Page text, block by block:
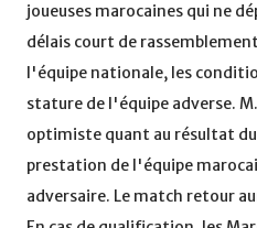
joueuses marocaines qui ne
délais court de
l'équipe nationale, les
stature de l'équipe adverse.
optimiste quant au résultat
prestation de l'équipe
adversaire. Le match retour